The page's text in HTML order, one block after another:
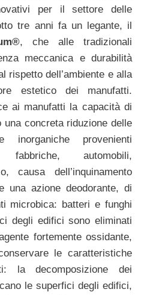
per il settore delle
tre anni fa un legante, il
, che alle tradizionali
meccanica e durabilità
rispetto dell’ambiente e alla
estetico dei manufatti.
ai manufatti la capacità di
una concreta riduzione delle
inorganiche provenienti
fabbriche, automobili,
causa dell’inquinamento
una azione deodorante, di
microbica: batteri e funghi
degli edifici sono eliminati
fortemente ossidante,
le caratteristiche
la decomposizione dei
le superfici degli edifici,